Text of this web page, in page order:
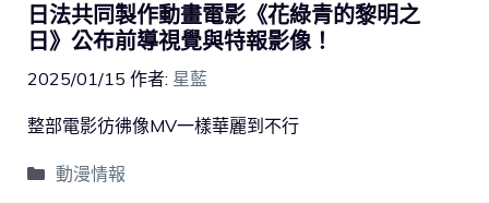
日法共同製作動畫電影《花綠青的黎明之
日》公布前導視覺與特報影像！
2025/01/15 作者: 星藍
整部電影彷彿像MV一樣華麗到不行
動漫情報